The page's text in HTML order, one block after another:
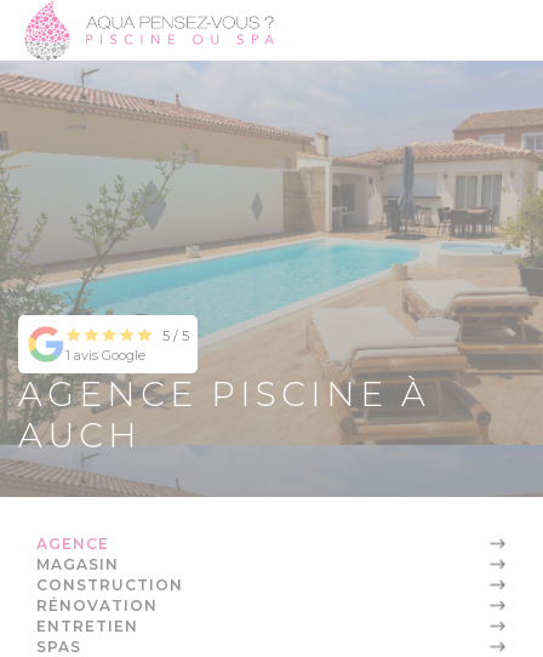
5 / 5
1 avis Google
AGENCE PISCINE À
AUCH
AGENCE
MAGASIN
CONSTRUCTION
RÉNOVATION
ENTRETIEN
SPAS